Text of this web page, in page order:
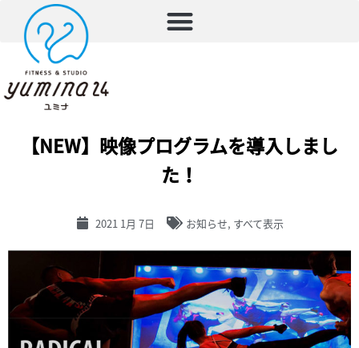
【NEW】映像プログラムを導入しまし
た！
2021 1月 7日 お知らせ, すべて表示